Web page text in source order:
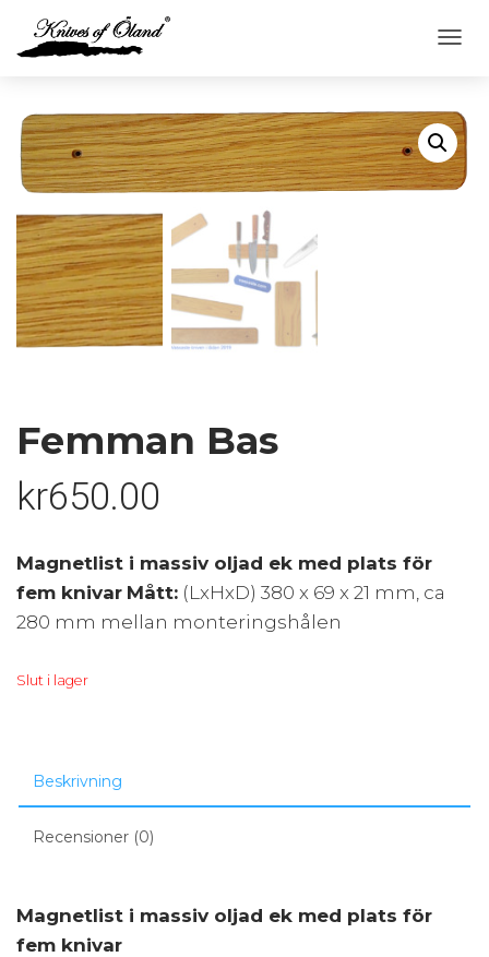
A
G
Ö
Femman Bas
kr650.00
Magnetlist i massiv oljad ek med plats för
fem knivar Mått: (LxHxD) 380 x 69 x 21 mm, ca
280 mm mellan monteringshålen
Slut i lager
Beskrivning
Recensioner (0)
Magnetlist i massiv oljad ek med plats för
fem knivar